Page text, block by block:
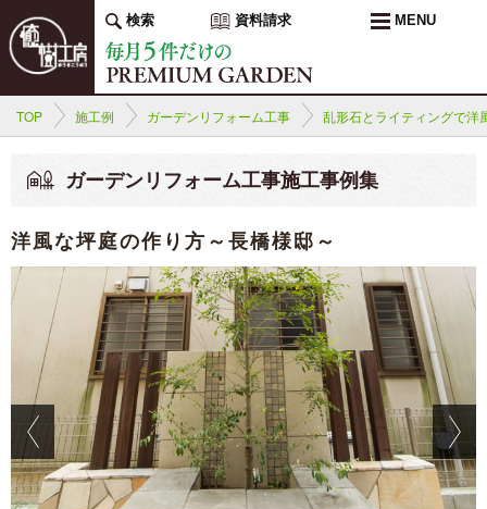
検索 資料請求 MENU
TOP 施工例 ガーデンリフォーム工事 乱形石とライティングで洋
ガーデンリフォーム工事施工事例集
洋風な坪庭の作り方～長橋様邸～